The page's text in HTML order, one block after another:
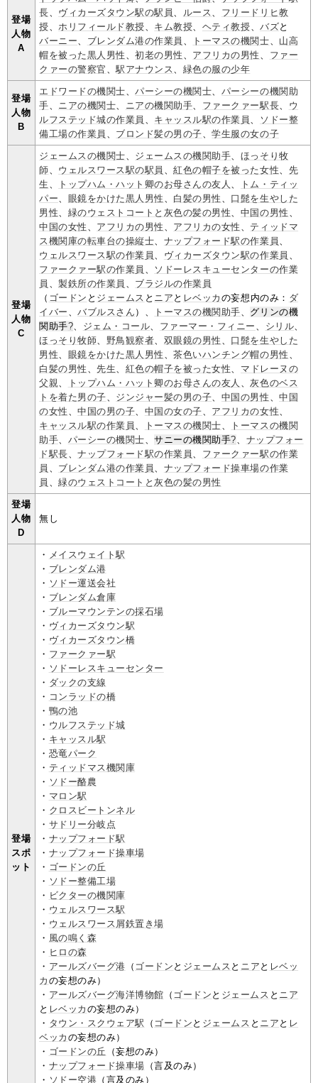
登場
人物
A
長、 ヴィカーズタウン駅の駅員 、 ルース、 フリードリヒ教
授、ホリフィールド教授、 キム教授、 ヘティ教授、バズと
バーニー、 ブレンダム港の作業員 、 トーマスの機関士、 山高
帽を被った黒人男性 、初老の男性 、 アフリカの男性 、 ファー
クァーの警察官 、駅アナウンス、 緑色の服の少年
登場
人物
B
エドワードの機関士、パーシーの機関士、 パーシーの機関助
手、 ニアの機関士、 ニアの機関助手、 ファークァー駅長、 ウ
ルフステッド城の作業員 、 キャッスル駅の作業員 、
ソドー整
備工場の作業員 、 ブロンド髪の男の子、学生服の女の子
登場
人物
C
ジェームスの機関士、 ジェームスの機関助手、 ほっそり牧
師、 ウェルスワース駅の駅員 、紅色の帽子を被った女性、 先
生 、 トップハム・ハット卿のお母さんの友人 、
トム・ティッ
パー、 眼鏡をかけた黒人男性 、 白髪の男性 、 口髭を生やした
男性、 緑のウェストコートと灰色の髪の男性、 中国の男性 、
中国の女性 、 アフリカの男性 、 アフリカの女性 、 ティッドマ
ス機関庫の転車台の操縦士、 ナップフォード駅の作業員 、
ウェルスワース駅の作業員 、 ヴィカーズタウン駅の作業員 、
ファークァー駅の作業員 、
ソドーレスキューセンターの作業
員 、製鉄所の作業員 、 ブラジルの作業員
（ ゴードン と ジェームス と ニア と レベッカ の妄想内のみ： ダ
イバー 、バブルスさん ）、 トーマスの機関助手、 グリンの機
関助手?、 ジェム・コール、 ファーマー・フィニー 、 シリル、
ほっそり牧師、 野鳥観察者、 双眼鏡の男性 、 口髭を生やした
男性、 眼鏡をかけた黒人男性 、茶色いハンチング帽の男性 、
白髪の男性 、先生、 紅色の帽子を被った女性、 マドレーヌの
父親、 トップハム・ハット卿のお母さんの友人 、灰色のベス
トを着た男の子、 ジンジャー髪の男の子、 中国の男性 、中国
の女性 、中国の男の子、 中国の女の子、 アフリカの女性、
キャッスル駅の作業員 、 トーマスの機関士、
トーマスの機関
助手、 パーシーの機関士、サニーの機関助手?、 ナップフォー
ド駅長、ナップフォード駅の作業員 、 ファークァー駅の作業
員 、 ブレンダム港の作業員 、 ナップフォード操車場の作業
員 、緑のウェストコートと灰色の髪の男性
登場
人物
D
無し
登場
スポ
ット
・ メイスウェイト駅
・ ブレンダム港
・ ソドー運送会社
・ ブレンダム倉庫
・ ブルーマウンテンの採石場
・ ヴィカーズタウン駅
・ ヴィカーズタウン橋
・ ファークァー駅
・ ソドーレスキューセンター
・ ダックの支線
・ コンラッドの橋
・ 鴨の池
・ ウルフステッド城
・ キャッスル駅
・ 恐竜パーク
・ ティッドマス機関庫
・ ソドー酪農
・ マロン駅
・ クロスビートンネル
・ サドリー分岐点
・ ナップフォード駅
・ ナップフォード操車場
・ ゴードンの丘
・ ソドー整備工場
・ ビクターの機関庫
・ ウェルスワース駅
・ ウェルスワース屑鉄置き場
・ 風の鳴く森
・ ヒロの森
・ アールズバーグ港 （ ゴードン と ジェームス と ニア と レベッ
カ の妄想のみ）
・ アールズバーグ海洋博物館 （ ゴードン と ジェームス と ニア
と レベッカ の妄想のみ）
・ タウン・スクウェア駅 （ ゴードン と ジェームス と ニア と レ
ベッカ の妄想のみ）
・ ゴードンの丘
（妄想のみ）
・ ナップフォード操車場 （言及のみ）
・ ソドー空港 （言及のみ）